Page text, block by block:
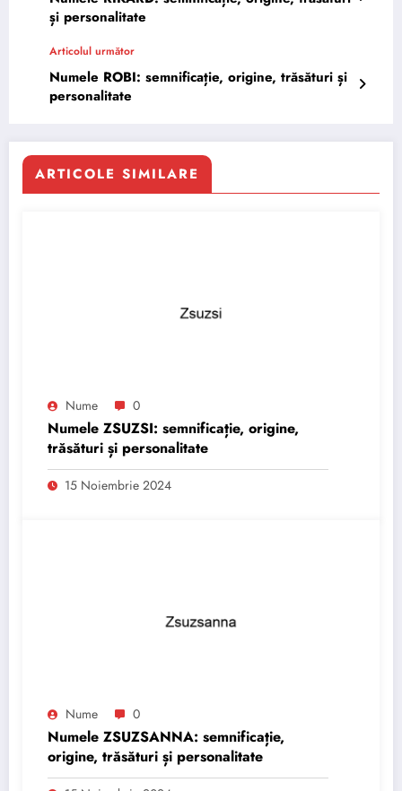
și personalitate
Articolul următor
Numele ROBI: semnificație, origine, trăsături și
personalitate
ARTICOLE SIMILARE
Nume 0
Numele ZSUZSI: semnificație, origine,
trăsături și personalitate
15 Noiembrie 2024
Nume 0
Numele ZSUZSANNA: semnificație,
origine, trăsături și personalitate